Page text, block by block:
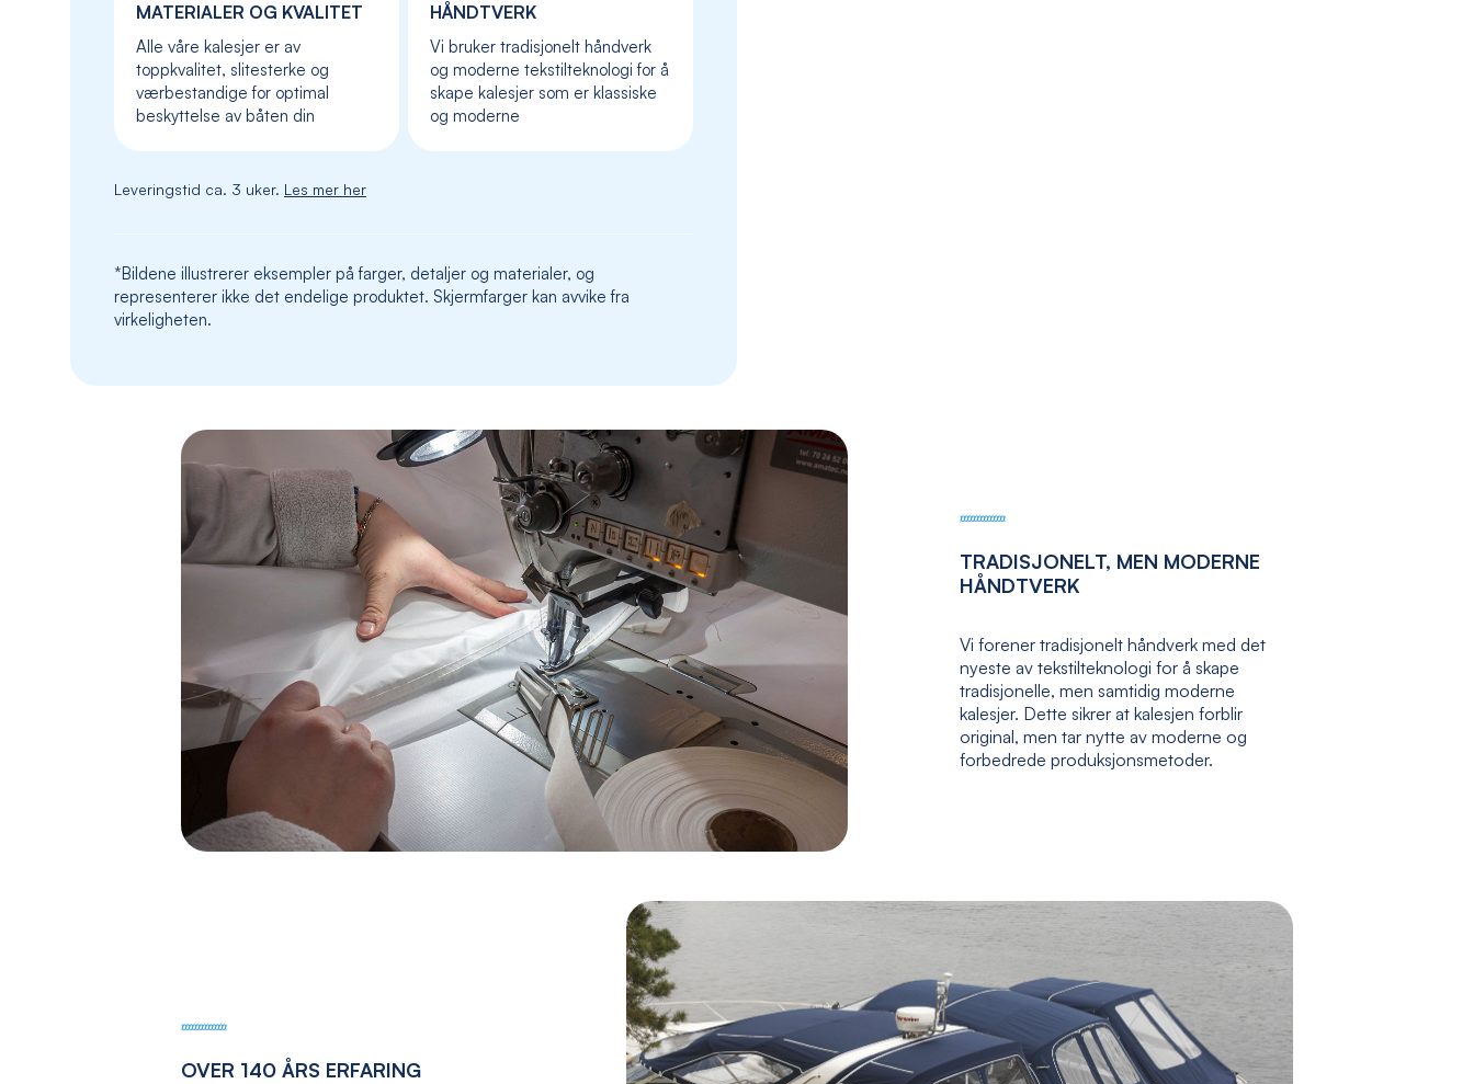
MATERIALER OG KVALITET
Alle våre kalesjer er av
toppkvalitet, slitesterke og
værbestandige for optimal
beskyttelse av båten din
HÅNDTVERK
Vi bruker tradisjonelt håndverk
og moderne tekstilteknologi for å
skape kalesjer som er klassiske
og moderne
Leveringstid ca. 3 uker. Les mer her
*Bildene illustrerer eksempler på farger, detaljer og materialer, og
representerer ikke det endelige produktet. Skjermfarger kan avvike fra
virkeligheten.
TRADISJONELT, MEN MODERNE
HÅNDTVERK
Vi forener tradisjonelt håndverk med det
nyeste av tekstilteknologi for å skape
tradisjonelle, men samtidig moderne
kalesjer. Dette sikrer at kalesjen forblir
original, men tar nytte av moderne og
forbedrede produksjonsmetoder.
OVER 140 ÅRS ERFARING